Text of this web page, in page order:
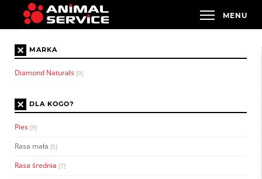
× MARKA
Diamond Naturals [0]
× DLA KOGO?
Pies [9]
Rasa mała [5]
Rasa średnia [7]